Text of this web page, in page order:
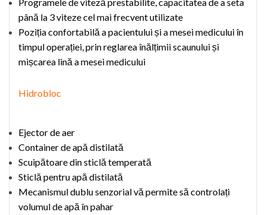
până la 3 viteze cel mai frecvent utilizate
Poziția confortabilă a pacientului și a mesei medicului în
timpul operației, prin reglarea înălțimii scaunului și
mișcarea lină a mesei medicului
Hidrobloc
Ejector de aer
Container de apă distilată
Scuipătoaredin sticlă temperată
Sticlă pentruapă distilată
Mecanismul dublusenzorial vă permite să controlați
volumul de apă în pahar